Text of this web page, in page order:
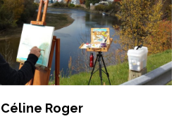
Roger